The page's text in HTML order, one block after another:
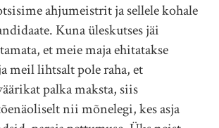
ahjumeistrit ja sellele kohale
Kuna üleskutses jäi
et meie maja ehitatakse
meil lihtsalt pole raha, et
palka maksta, siis
nii mõnelegi, kes asja